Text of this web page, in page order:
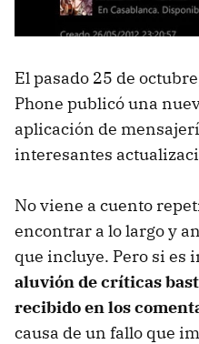
El pasado 25 de
Phone publicó una
aplicación de
interesantes
No viene a cuento
encontrar a lo largo y
que incluye. Pero si es
aluvión de críticas
recibido en los
causa de un fallo que